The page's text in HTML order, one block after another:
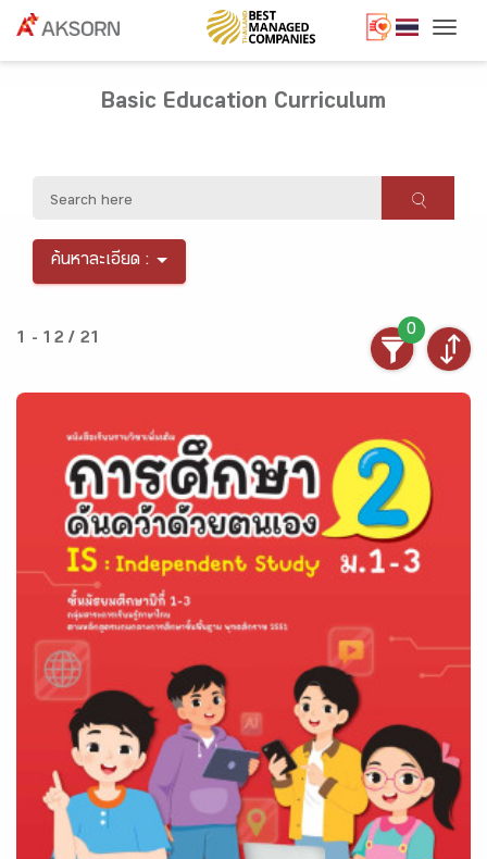
Basic Education Curriculum
ค้นหาละเอียด :
1 - 12 / 21
0